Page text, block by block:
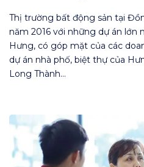
Thị trường bất động sản tại
năm 2016 với những dự án lớn
Hưng, có góp mặt của các
dự án nhà phố, biệt thự của
Long Thành…